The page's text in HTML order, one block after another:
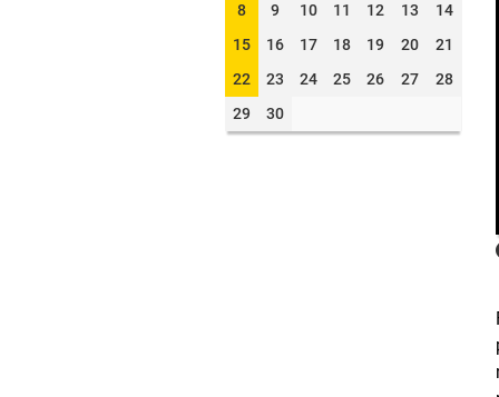
8
9 10 11 12 13
14
15
16 17 18 19 20
21
22
23 24 25 26 27
28
29
30